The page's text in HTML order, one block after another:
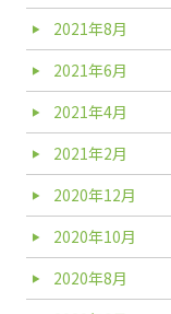
2021年8月
2021年6月
2021年4月
2021年2月
2020年12月
2020年10月
2020年8月